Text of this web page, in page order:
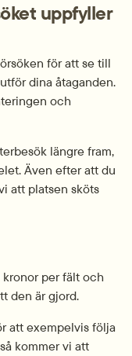
uppfyller
för att se till
dina åtaganden.
och
längre fram,
Även efter att du
att platsen sköts
kronor per fält och
den är gjord.
att exempelvis följa
kommer vi att